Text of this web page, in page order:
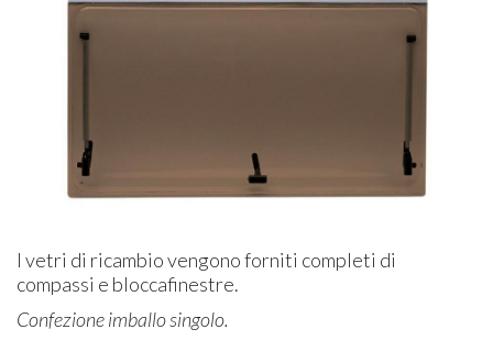
I vetri di ricambio vengono forniti completi di
compassi e bloccafinestre.
Confezione imballo singolo.